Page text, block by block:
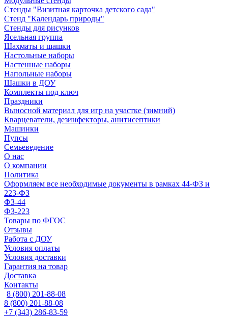
Стенды "Визитная карточка детского сада"
Стенд "Календарь природы"
Стенды для рисунков
Ясельная группа
Шахматы и шашки
Настольные наборы
Настенные наборы
Напольные наборы
Шашки в ДОУ
Комплекты под ключ
Праздники
Выносной материал для игр на участке (зимний)
Кварцеватели, дезинфекторы, анитисептики
Машинки
Пупсы
Семьеведение
О нас
О компании
Политика
Оформляем все необходимые документы в рамках 44-ФЗ и
223-ФЗ
ФЗ-44
ФЗ-223
Товары по ФГОС
Отзывы
Работа с ДОУ
Условия оплаты
Условия доставки
Гарантия на товар
Доставка
Контакты
8 (800) 201-88-08
8 (800) 201-88-08
+7 (343) 286-83-59